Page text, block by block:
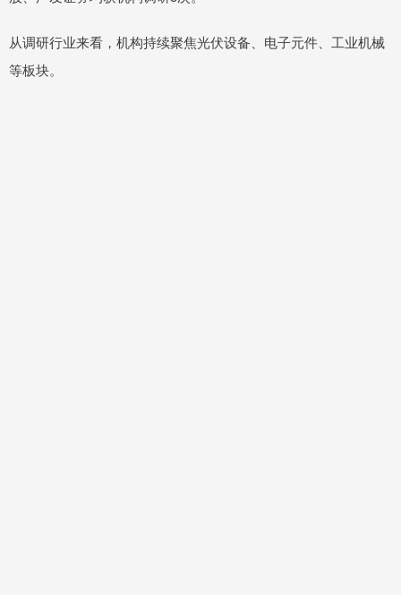
从调研行业来看，机构持续聚焦光伏设备、电子元件、工业机械
等板块。